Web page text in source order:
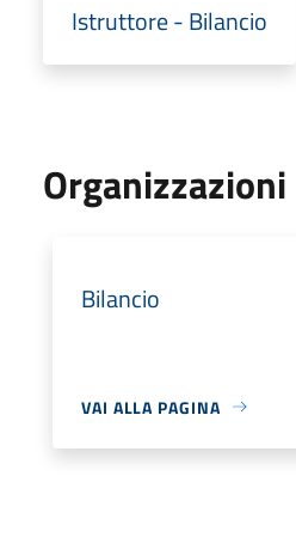
Istruttore - Bilancio
Organizzazioni
Bilancio
VAI ALLA PAGINA